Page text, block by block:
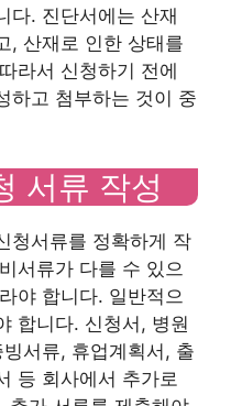
다. 진단서에는 산재
, 산재로 인한 상태를
라서 신청하기 전에
하고 첨부하는 것이 중
서류 작성
청서류를 정확하게 작
서류가 다를 수 있으
야 합니다. 일반적으
합니다. 신청서, 병원
서류, 휴업계획서, 출
등 회사에서 추가로